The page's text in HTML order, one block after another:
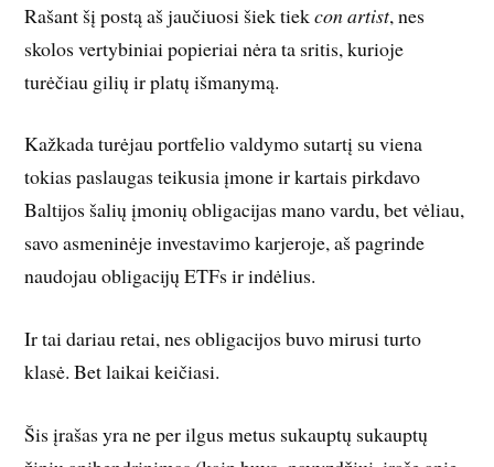
Rašant šį postą aš jaučiuosi šiek tiekcon artist, nes
skolos vertybiniai popieriai nėra ta sritis, kurioje
turėčiau gilių ir platų išmanymą.
Kažkada turėjau portfelio valdymo sutartį su viena
tokias paslaugas teikusia įmone ir kartais pirkdavo
Baltijos šalių įmonių obligacijas mano vardu, bet vėliau,
savo asmeninėje investavimo karjeroje, aš pagrinde
naudojau obligacijų ETFs ir indėlius.
Ir tai dariau retai, nes obligacijos buvo mirusi turto
klasė. Bet laikai keičiasi.
Šis įrašas yra ne per ilgus metus sukauptų sukauptų